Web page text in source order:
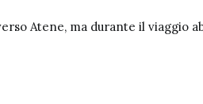
Atene, ma durante il viaggio